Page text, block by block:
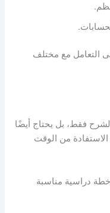
التعامل مع مختلف
فقط، بل يحتاج أيضًا
من الوقت
دراسية مناسبة